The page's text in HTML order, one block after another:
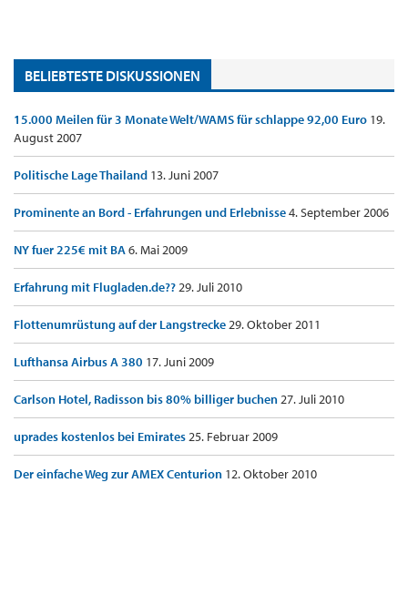
BELIEBTESTE DISKUSSIONEN
15.000 Meilen für 3 Monate Welt/WAMS für schlappe 92,00 Euro 19.
August 2007
Politische Lage Thailand 13. Juni 2007
Prominente an Bord - Erfahrungen und Erlebnisse4. September 2006
NY fuer 225€ mit BA6. Mai 2009
Erfahrung mit Flugladen.de??29. Juli 2010
Flottenumrüstung auf der Langstrecke29. Oktober 2011
Lufthansa Airbus A 380 17. Juni 2009
Carlson Hotel, Radisson bis 80% billiger buchen27. Juli 2010
uprades kostenlos bei Emirates25. Februar 2009
Der einfache Weg zur AMEX Centurion 12. Oktober 2010